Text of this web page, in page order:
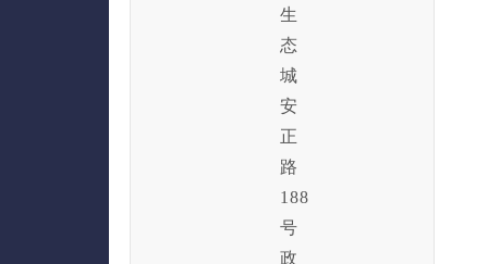
生
态
城
安
正
路
188
号
政